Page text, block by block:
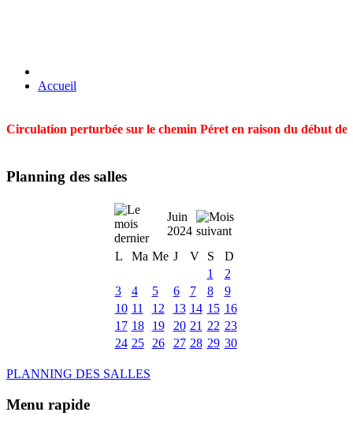
Accueil
Circulation perturbée sur le chemin Péret en raison du début
Planning des salles
Juin
2024
L
Ma Me J V S
D
1
2
3
4 5 6 7 8
9
10 11 12 13 14 15 16
17 18 19 20 21 22 23
24 25 26 27 28 29 30
PLANNING DES SALLES
Menu rapide